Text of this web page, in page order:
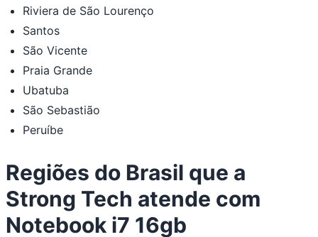
Riviera de São Lourenço
Santos
São Vicente
Praia Grande
Ubatuba
São Sebastião
Peruíbe
Regiões do Brasil que a
Strong Tech atende com
Notebook i7 16gb